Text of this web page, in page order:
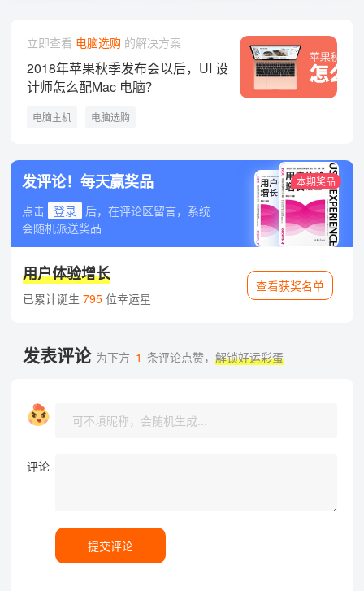
立即查看 电脑选购 的解决方案
2018年苹果秋季发布会以后，UI 设
计师怎么配Mac 电脑？
电脑主机 电脑选购
发评论！每天赢奖品
点击 登录
后，在评论区留言，系统
会随机派送奖品
本期奖品
用户体验增长
已累计诞生 795位幸运星
查看获奖名单
发表评论 为下方 1 条评论点赞，解锁好运彩蛋
评论
提交评论